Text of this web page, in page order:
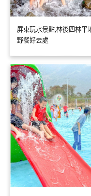
屏東玩水景點,林後四林平
野餐好去處